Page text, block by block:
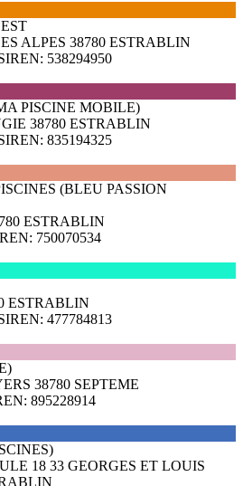
ALPES 38780 ESTRABLIN
538294950
PISCINE MOBILE)
38780 ESTRABLIN
835194325
(BLEU PASSION
ESTRABLIN
750070534
ESTRABLIN
477784813
38780 SEPTEME
895228914
18 33 GEORGES ET LOUIS